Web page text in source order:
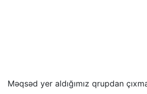
Məqsəd yer aldığımız qrupdan